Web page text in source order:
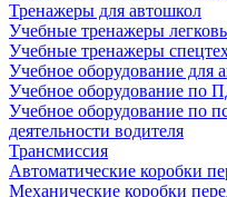
Тренажеры для автошкол
Учебные тренажеры
Учебные тренажеры
Учебное оборудование для
Учебное оборудование по
Учебное оборудование по
деятельности водителя
Трансмиссия
Автоматические коробки
Механические коробки